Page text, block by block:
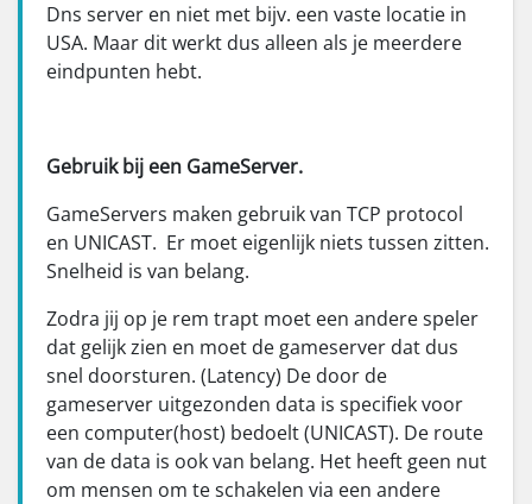
Dns server en niet met bijv. een vaste locatie in
USA. Maar dit werkt dus alleen als je meerdere
eindpunten hebt.
Gebruik bij een GameServer.
GameServers maken gebruik van TCP protocol
en UNICAST. Er moet eigenlijk niets tussen zitten.
Snelheid is van belang.
Zodra jij op je rem trapt moet een andere speler
dat gelijk zien en moet de gameserver dat dus
snel doorsturen. (Latency) De door de
gameserver uitgezonden data is specifiek voor
een computer(host) bedoelt (UNICAST). De route
van de data is ook van belang. Het heeft geen nut
om mensen om te schakelen via een andere